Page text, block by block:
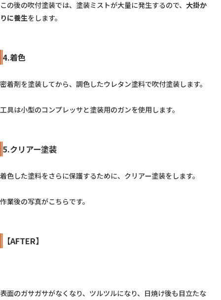
この後の吹付塗装では、塗装ミストが大量に発生するので、 大掛か
りに養生をします。
4.着色
密着剤を塗装してから、調色したウレタン塗料で吹付塗装します。
工具は小型のコンプレッサと塗装用のガンを使用します。
5.クリアー塗装
着色した塗料をさらに保護するために、クリアー塗装をします。
作業後の写真がこちらです。
【AFTER】
表面のガサガサがなくなり、ツルツルになり、日焼け後も目立たな